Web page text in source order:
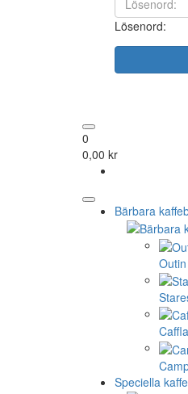
Lösenord:
0
0,00 kr
Bärbara
Outin
Speciella